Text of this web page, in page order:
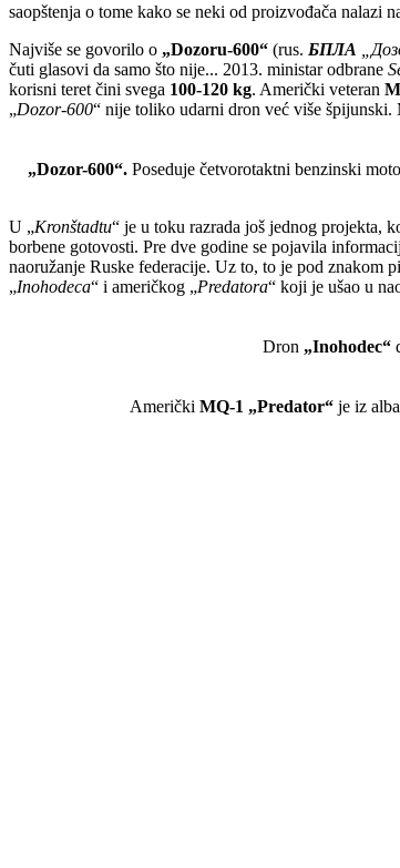
saopštenja o tome kako se neki od proizvođača nalazi
Najviše se govorilo o „Dozoru-600“ (rus. БПЛА
čuti glasovi da samo što nije... 2013. ministar odbrane
korisni teret čini svega 100-120 kg. Američki veteran
„Dozor-600“ nije toliko udarni dron već više
„Dozor-600“. Poseduje četvorotaktni benzinski
U „Kronštadtu“ je u toku razrada još jednog projekta,
borbene gotovosti. Pre dve godine se pojavila
naoružanje Ruske federacije. Uz to, to je pod znakom
„Inohodeca“ i američkog „Predatora“ koji je ušao u
Dron „Inohodec“
Američki MQ-1 „Predator“je iz